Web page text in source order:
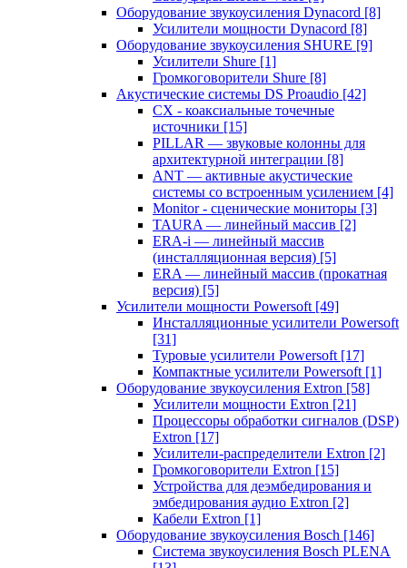
Оборудование звукоусиления Dynacord [8]
Усилители мощности Dynacord [8]
Оборудование звукоусиления SHURE [9]
Усилители Shure [1]
Громкоговорители Shure [8]
Акустические системы DS Proaudio [42]
CX - коаксиальные точечные
источники [15]
PILLAR — звуковые колонны для
архитектурной интеграции [8]
ANT — активные акустические
системы со встроенным усилением [4]
Monitor - сценические мониторы [3]
TAURA — линейный массив [2]
ERA-i — линейный массив
(инсталляционная версия) [5]
ERA — линейный массив (прокатная
версия) [5]
Усилители мощности Powersoft [49]
Инсталляционные усилители Powersoft
[31]
Туровые усилители Powersoft [17]
Компактные усилители Powersoft [1]
Оборудование звукоусиления Extron [58]
Усилители мощности Extron [21]
Процессоры обработки сигналов (DSP)
Extron [17]
Усилители-распределители Extron [2]
Громкоговорители Extron [15]
Устройства для деэмбедирования и
эмбедирования аудио Extron [2]
Кабели Extron [1]
Оборудование звукоусиления Bosch [146]
Система звукоусиления Bosch PLENA